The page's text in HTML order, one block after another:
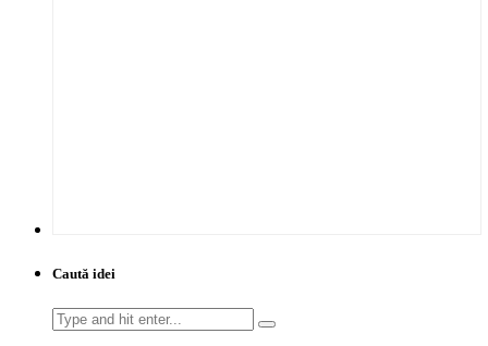
Caută idei
Search
for: